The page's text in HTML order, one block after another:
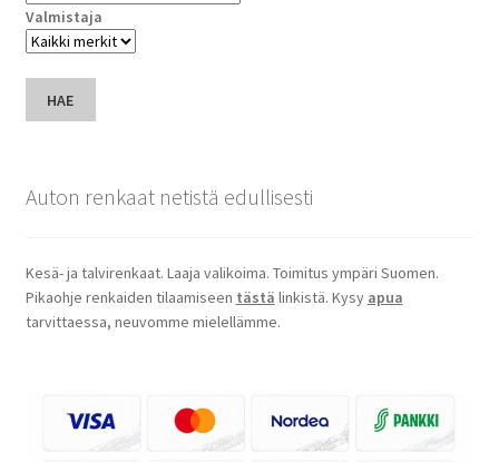
Valmistaja
HAE
Auton renkaat netistä edullisesti
Kesä- ja talvirenkaat. Laaja valikoima. Toimitus ympäri Suomen.
Pikaohje renkaiden tilaamiseen tästä linkistä. Kysy apua
tarvittaessa, neuvomme mielellämme.